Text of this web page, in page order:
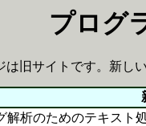
プログ
は旧サイトです。新し
解析のためのテキスト